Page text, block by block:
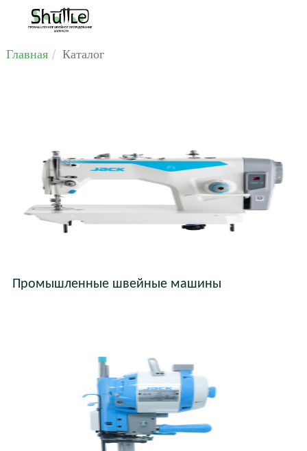
Главная Каталог
Промышленные швейные машины